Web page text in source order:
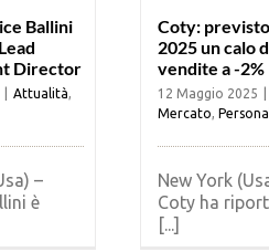
Ballini
Director
Attualità,
–
è
Coty:
2025 un calo
vendite a -2%
12 Maggio 2025
Mercato,
New York
Coty ha
[...]